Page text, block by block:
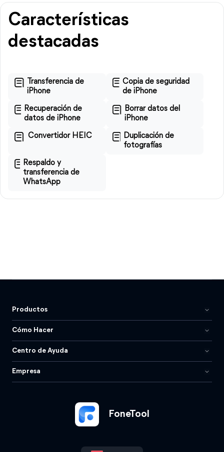
Características
destacadas
Transferencia de
iPhone
Copia de seguridad
de iPhone
Recuperación de
datos de iPhone
Borrar datos del
iPhone
Convertidor HEIC
Duplicación de
fotografías
Respaldo y
transferencia de
WhatsApp
FoneTool
Productos
Cómo Hacer
Centro de Ayuda
Empresa